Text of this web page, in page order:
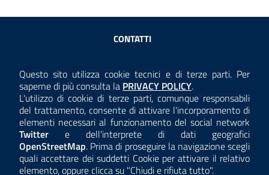
Questo sito utilizza cookie tecnici e di terze parti. Per
saperne di più consulta la Consulta la
PRIVACY POLICY.
L'utilizzo di cookie di terze parti, comunque responsabili
del trattamento, consente di attivare l'incorporamento di
elementi necessari al funzionamento del social network
Twitter e dell'interprete di dati geografici
OpenStreetMap. Prima di proseguire la navigazione scegli
quali accettare dei suddetti Cookie per attivare il relativo
elemento, oppure clicca su "Chiudi e rifiuta tutto".
Sezione Link Utili
CONTATTI
ANTICORRUZIONE
ACCESSIBILITÀ
COOKIE E PRIVACY
TEMI A-Z